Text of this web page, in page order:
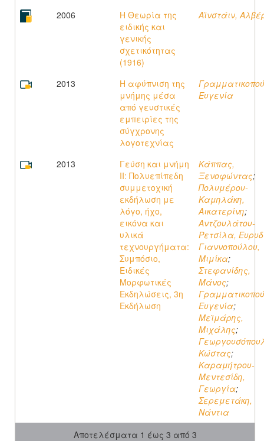
2006
Η Θεωρία της
ειδικής και
γενικής
σχετικότητας
(1916)
Αϊνστάιν,
2013
Η αφύπνιση της
μνήμης μέσα
από γευστικές
εμπειρίες της
σύγχρονης
λογοτεχνίας
Ευγενία
2013
Γεύση και μνήμη
II: Πολυεπίπεδη
συμμετοχική
εκδήλωση με
λόγο, ήχο,
εικόνα και
υλικά
τεχνουργήματα:
Συμπόσιο,
Ειδικές
Μορφωτικές
Εκδηλώσεις, 3η
Εκδήλωση
Κάππας,
Ξενοφώντας;
Πολυμέρου-
Καμηλάκη,
Αικατερίνη;
Αντζουλάτου-
Ρετσίλα,
Γιαννοπούλου,
Μιμίκα;
Στεφανίδης,
Μάνος;
Ευγενία;
Μεϊμάρης,
Μιχάλης;
Κώστας;
Καραμήτρου-
Μεντεσίδη,
Γεωργία;
Σερεμετάκη,
Νάντια
Αποτελέσματα 1 έως 3 από 3